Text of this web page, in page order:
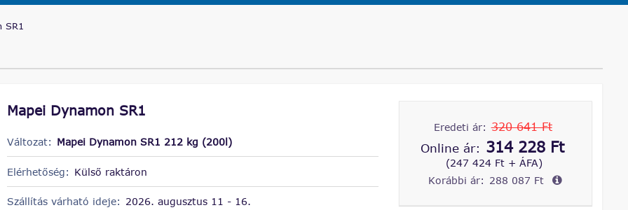
SR1
Mapei Dynamon SR1
Változat: Mapei Dynamon SR1 212 kg (200l)
Elérhetőség: Külső raktáron
Szállítás várható ideje: 2026. augusztus 11 - 16.
Eredeti ár: 320 641 Ft
Online ár: 314 228 Ft
(247 424 Ft + ÁFA)
Korábbi ár: 288 087 Ft